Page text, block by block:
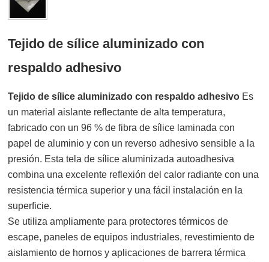
Tejido de sílice aluminizado con
respaldo adhesivo
Tejido de sílice aluminizado con respaldo adhesivo Es
un material aislante reflectante de alta temperatura,
fabricado con un 96 % de fibra de sílice laminada con
papel de aluminio y con un reverso adhesivo sensible a la
presión. Esta tela de sílice aluminizada autoadhesiva
combina una excelente reflexión del calor radiante con una
resistencia térmica superior y una fácil instalación en la
superficie.
Se utiliza ampliamente para protectores térmicos de
escape, paneles de equipos industriales, revestimiento de
aislamiento de hornos y aplicaciones de barrera térmica